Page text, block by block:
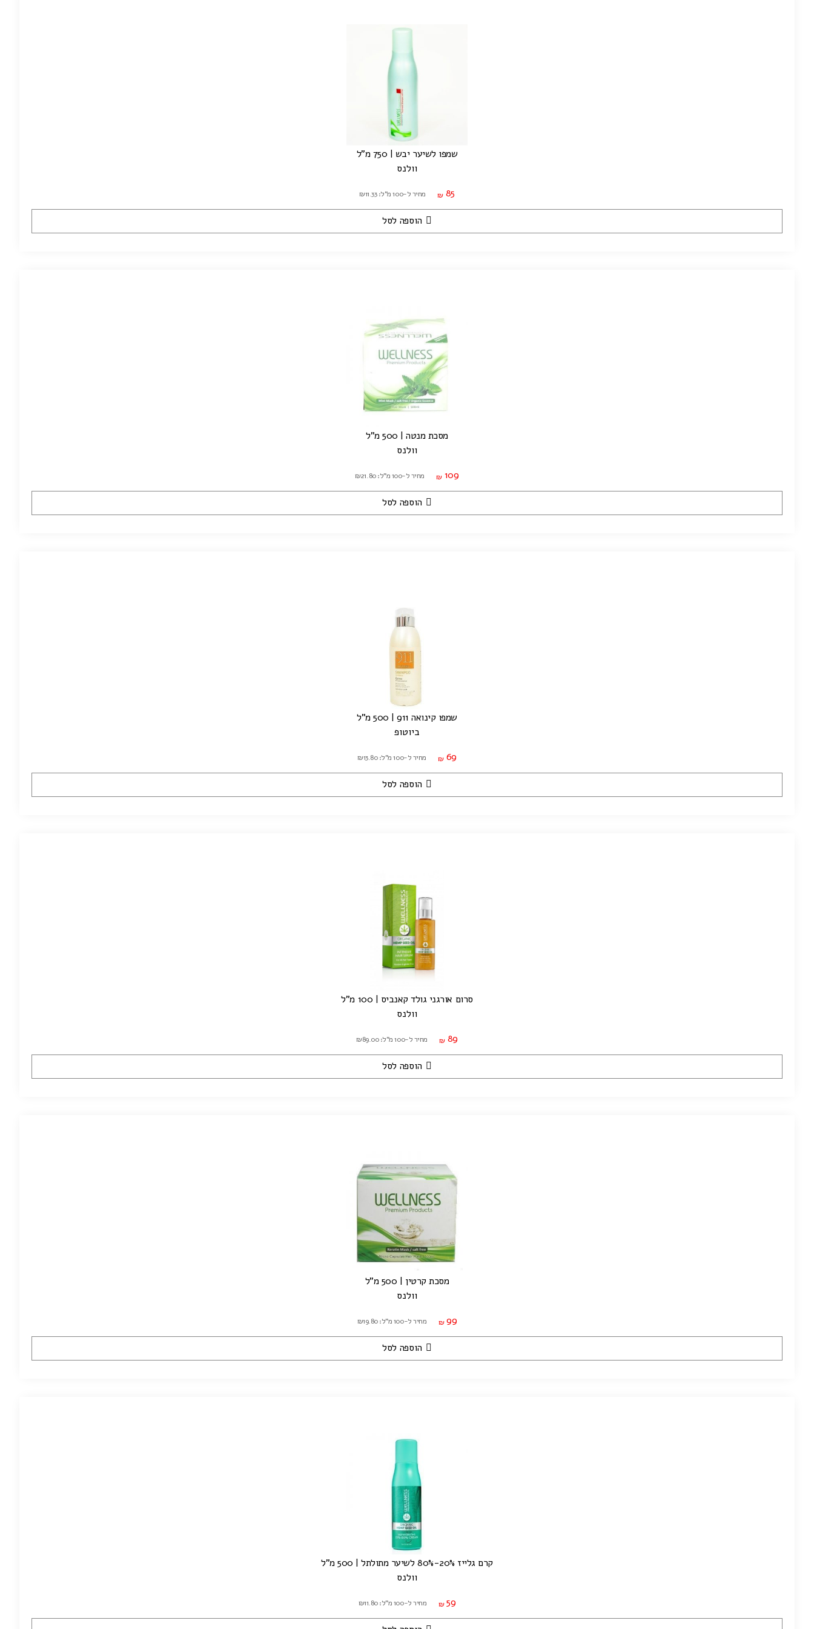
שמפו לשיער יבש | 750 מ"ל
וולנס
₪ 85 מחיר ל-100 מ"ל: ₪11.33
הוספה לסל
מסכת מנטה | 500 מ"ל
וולנס
₪ 109 מחיר ל-100 מ"ל: ₪21.80
הוספה לסל
שמפו קינואה 911 | 500 מ"ל
ביוטופ
₪ 69 מחיר ל-100 מ"ל: ₪13.80
הוספה לסל
סרום אורגני גולד קאנביס | 100 מ"ל
וולנס
₪ 89 מחיר ל-100 מ"ל: ₪89.00
הוספה לסל
מסכת קרטין | 500 מ"ל
וולנס
₪ 99 מחיר ל-100 מ"ל: ₪19.80
הוספה לסל
קרם גלייז 20%-80% לשיער מתולתל | 500 מ"ל
וולנס
₪ 59 מחיר ל-100 מ"ל: ₪11.80